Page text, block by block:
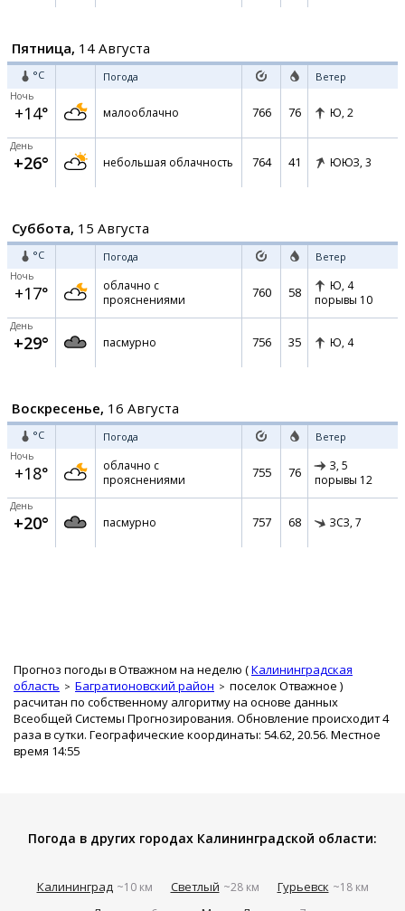
Пятница, 14 Августа
°C Погода Ветер
Ночь
+14° малооблачно 766 76 Ю, 2
День
+26° небольшая облачность 764 41 ЮЮЗ, 3
Суббота, 15 Августа
°C Погода Ветер
Ночь
+17°
облачно с
прояснениями
760 58 Ю, 4
порывы 10
День
+29° пасмурно 756 35 Ю, 4
Воскресенье, 16 Августа
°C Погода Ветер
Ночь
+18°
облачно с
прояснениями
755 76 З, 5
порывы 12
День
+20° пасмурно 757 68 ЗСЗ, 7
Прогноз погоды в Отважном на неделю (Калининградская
область
Багратионовский район поселок Отважное )
расчитан по собственному алгоритму на основе данных
Всеобщей Системы Прогнозирования. Обновление происходит 4
раза в сутки. Географические координаты: 54.62, 20.56. Местное
время 14:55
Погода в других городах Калининградской области:
Калининград ~10 км Светлый ~28 км Гурьевск ~18 км